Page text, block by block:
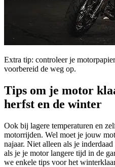
Extra tip: controleer je
voorbereid de weg op.
Tips om je motor
herfst en de winter
Ook bij lagere temperaturen en
motorrijden. Wel moet je jouw
najaar. Niet alleen als je
als je je motor langere tijd in de
we enkele tips voor het